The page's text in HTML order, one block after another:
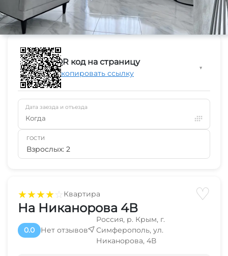
★★★★☆Квартира ♡
На Никанорова 4В
0.0 Нет отзывов
Россия, р. Крым, г.
Симферополь, ул.
Никанорова, 4В
QR код на страницу
Скопировать ссылку
▼
Дата заезда и отъезда
Когда
ГОСТИ
Взрослых: 2